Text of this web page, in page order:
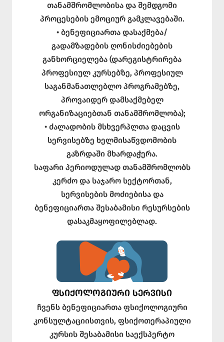
თანამშრომლობისა და შემდგომი
პროცესების ემოციურ გამკლავებაში.
• ბენეფიციართა დასაქმება/
გადამზადების ღონისძიებების
განხორციელება (დარეგისტრირება
პროფესიულ კურსებზე, პროფესიულ
საგანმანათლებლო პროგრამებზე,
პროვაიდერ დამსაქმებელ
ორგანიზაციებთან თანამშრომლობა);
• ძალადობის მსხვერპლთა დაცვის
სერვისებზე ხელმისაწვდომობის
გაზრდაში მხარდაჭერა.
საფარი პერიოდულად თანამშრომლობს
კერძო და საჯარო სექტორთან,
სერვისების მოძიებისა და
ბენეფიციართა შესაბამისი რესურსების
დასაკმაყოფილებლად.
ᲤᲡᲘᲥᲝᲚᲝᲒᲘᲣᲠᲘ ᲡᲔᲠᲕᲘᲡᲘ
ჩვენს ბენეფიციართა ფსიქოლოგიური
კონსულტაციისთვის, ფსიქოთერაპიული
კურსის შესაბამისი საექსპერტო